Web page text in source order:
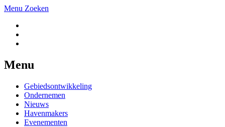
Menu Zoeken
Menu
Gebiedsontwikkeling
Ondernemen
Nieuws
Havenmakers
Evenementen